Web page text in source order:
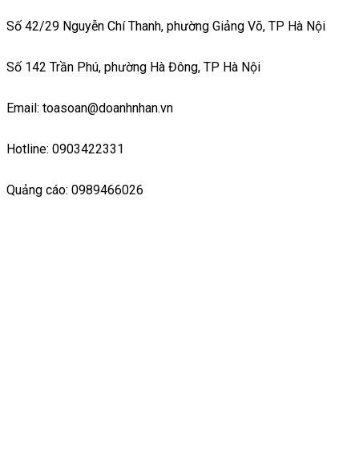
Số 42/29 Nguyễn Chí Thanh, phường Giảng Võ, TP Hà Nội
Số 142 Trần Phú, phường Hà Đông, TP Hà Nội
Email: toasoan@doanhnhan.vn
Hotline: 0903422331
Quảng cáo: 0989466026